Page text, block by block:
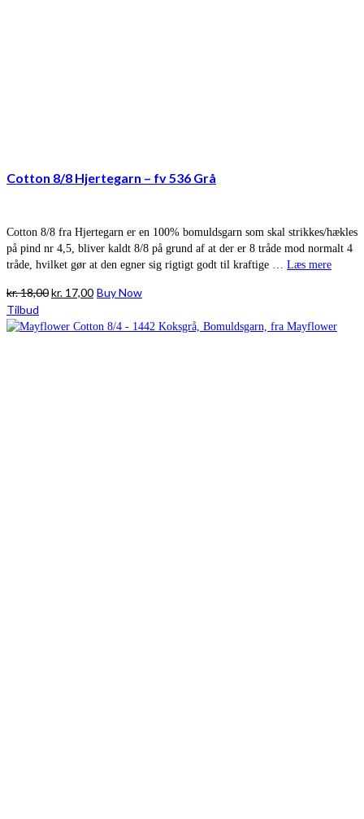
Cotton 8/8 Hjertegarn – fv 536 Grå
Cotton 8/8 fra Hjertegarn er en 100% bomuldsgarn som skal strikkes/hækles
på pind nr 4,5, bliver kaldt 8/8 på grund af at der er 8 tråde mod normalt 4
tråde, hvilket gør at den egner sig rigtigt godt til kraftige … Læs mere
kr.18,00Den
pris
kr. 17,00Den
pris
Buy Now
Tilbud